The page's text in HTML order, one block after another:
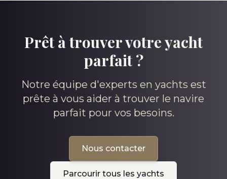
Prêt à trouver votre yacht
parfait ?
Notre équipe d'experts en yachts est
prête à vous aider à trouver le navire
parfait pour vos besoins.
Nous contacter
Parcourir tous les yachts